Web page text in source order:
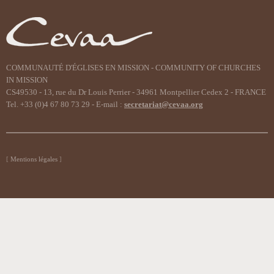
COMMUNAUTÉ D'ÉGLISES EN MISSION - COMMUNITY OF CHURCHES
IN MISSION
CS49530 - 13, rue du Dr Louis Perrier - 34961 Montpellier Cedex 2 - FRANCE
Tel. +33 (0)4 67 80 73 29 - E-mail : secretariat@cevaa.org
Mentions légales